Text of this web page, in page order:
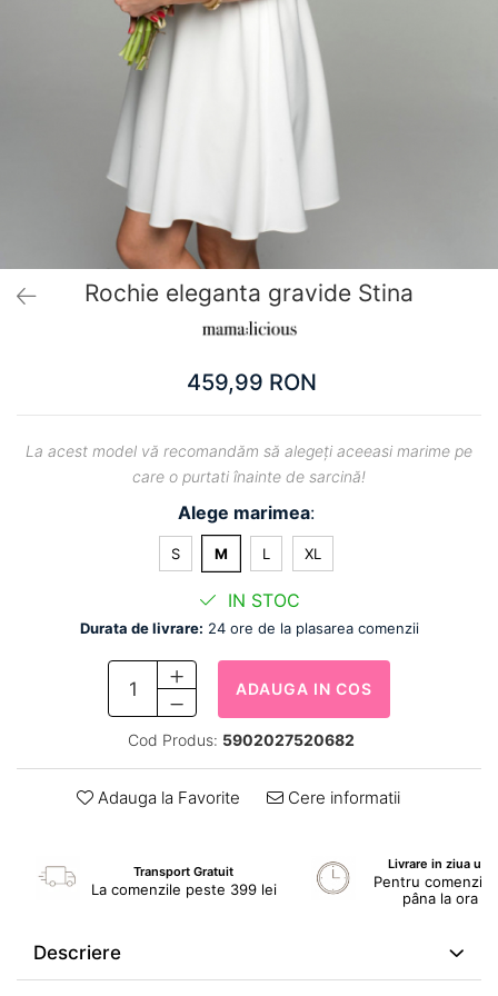
Pantaloni scurți pentru gravide
Sutiene / Bustiere / Maiouri Gravide
Pijamale Gravide
Dresuri Gravide
Geci și Paltoane
Rochie eleganta gravide Stina
459,99 RON
La acest model vă recomandăm să alegeți aceeasi marime pe
care o purtati înainte de sarcină!
Alege marimea:
S M L XL
IN STOC
Durata de livrare: 24 ore de la plasarea comenzii
ADAUGA IN COS
Cod Produs: 5902027520682
Adauga la Favorite Cere informatii
Transport Gratuit
La comenzile peste 399 lei
Livrare in ziua
Pentru
pâna la ora
Descriere